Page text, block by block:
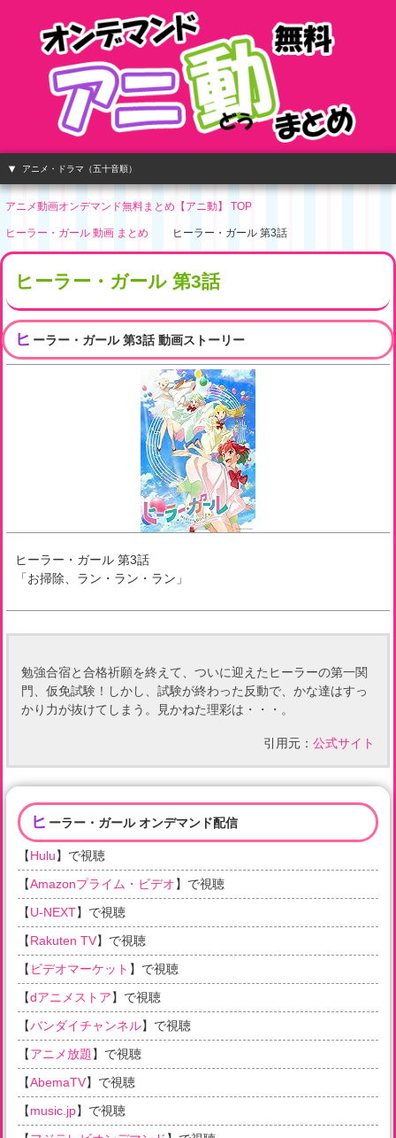
アニメ・ドラマ（五十音順）
アニメ動画オンデマンド無料まとめ【アニ動】 TOP
ヒーラー・ガール 動画 まとめ ヒーラー・ガール 第3話
ヒーラー・ガール 第3話
ヒ ーラー・ガール 第3話 動画ストーリー
ヒーラー・ガール 第3話
「お掃除、ラン・ラン・ラン 」
勉強合宿と合格祈願を終えて、ついに迎えたヒーラーの第一関
門、仮免試験！しかし、試験が終わった反動で、かな達はすっ
かり力が抜けてしまう。見かねた理彩は・・・。
引用元： 公式サイト
ヒ ーラー・ガール オンデマンド配信
【Hulu】で視聴
【Amazonプライム・ビデオ】で視聴
【U-NEXT】で視聴
【Rakuten TV】で視聴
【 ビデオマーケット 】で視聴
【dアニメストア】で視聴
【バンダイチャンネル】で視聴
【アニメ放題】で視聴
【AbemaTV】で視聴
【music.jp】で視聴